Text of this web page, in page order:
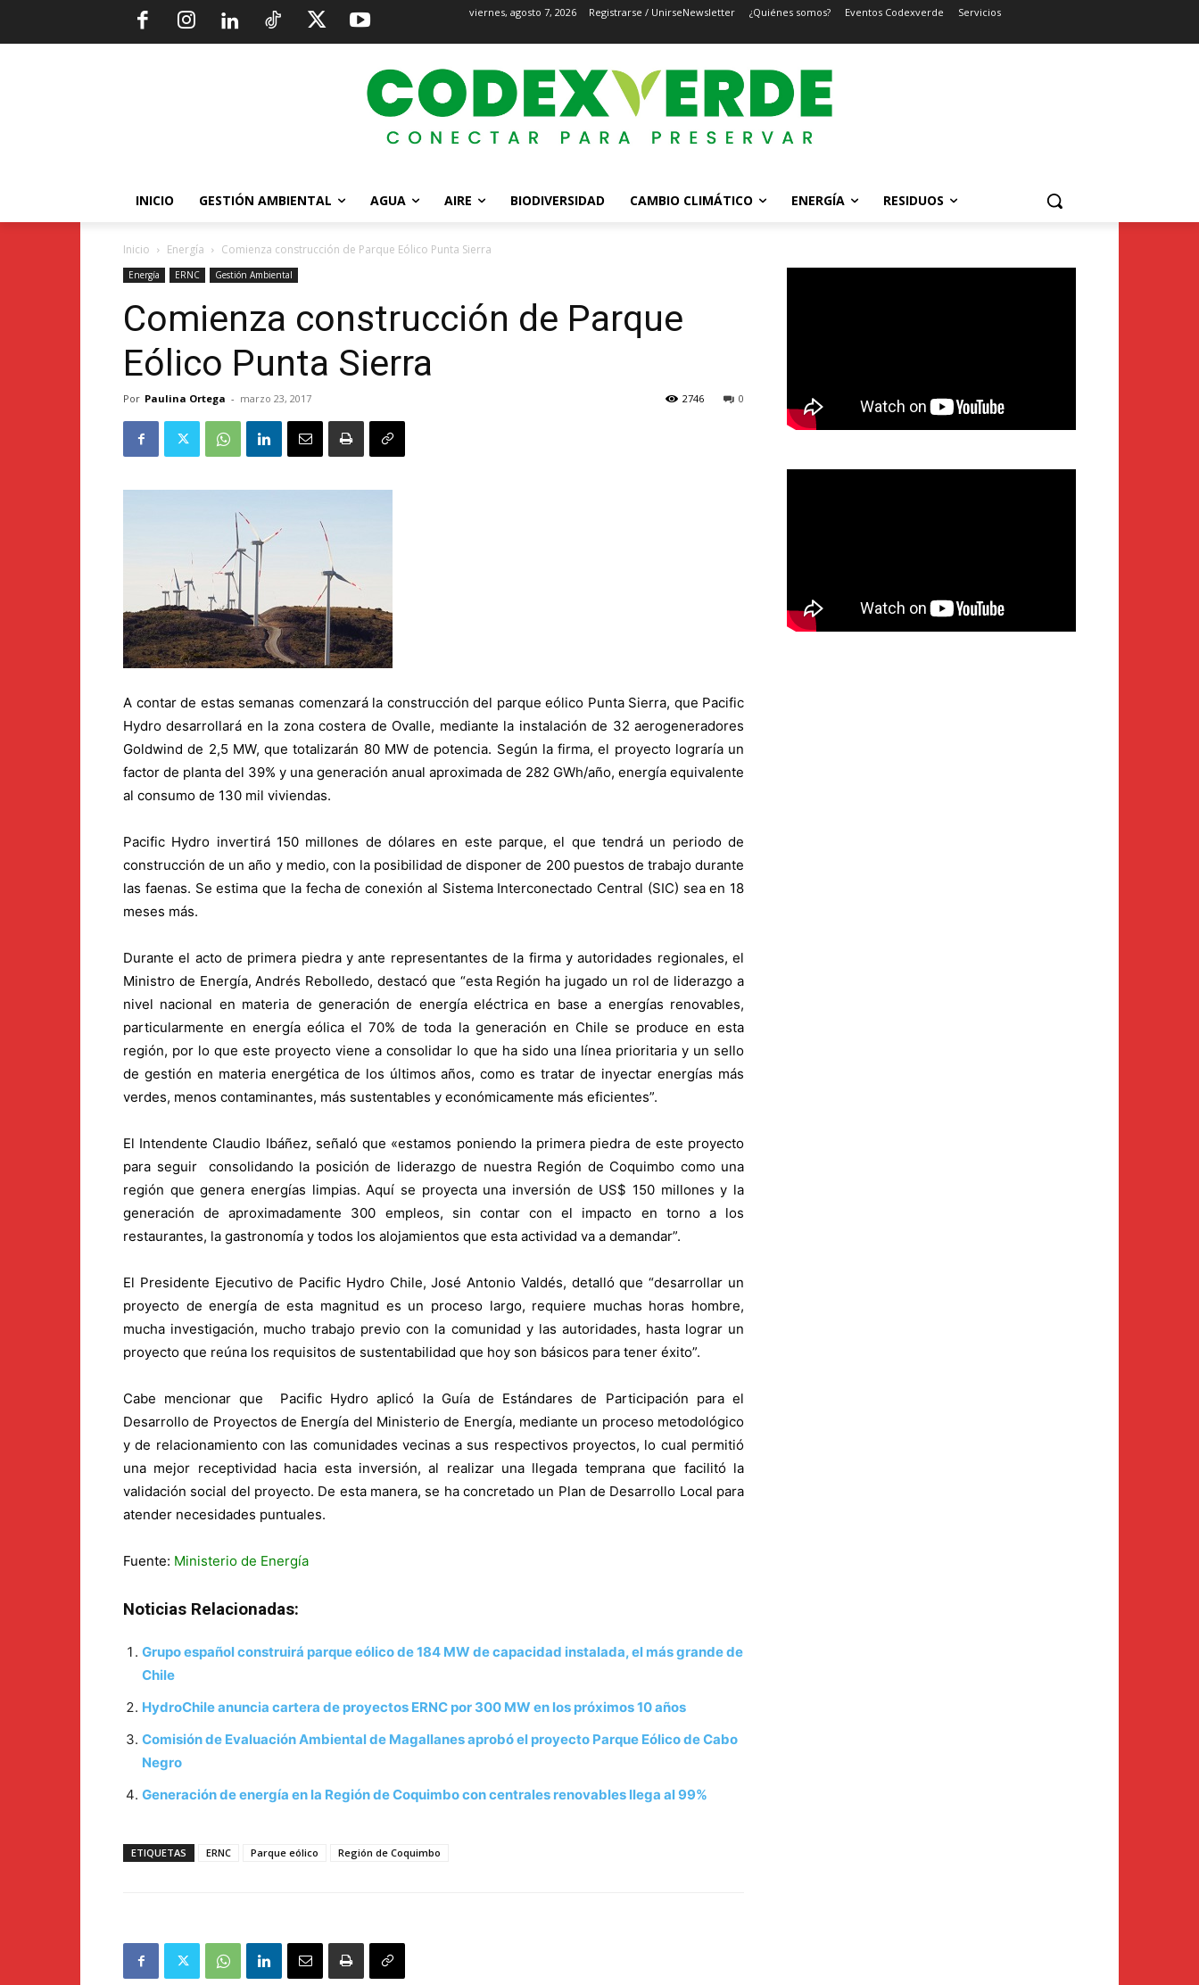
viernes, agosto 7, 2026 Registrarse / UnirseNewsletter ¿Quiénes somos? Eventos Codexverde Servicios
INICIO GESTIÓN AMBIENTAL AGUA AIRE BIODIVERSIDAD CAMBIO CLIMÁTICO ENERGÍA RESIDUOS
Inicio Energía Comienza construcción de Parque Eólico Punta Sierra
Energía ERNC Gestión Ambiental
Comienza construcción de Parque
Eólico Punta Sierra
Por Paulina Ortega - marzo 23, 2017 0
2746
A contar de estas semanas comenzará la construcción del parque eólico Punta Sierra, que Pacific
Hydro desarrollará en la zona costera de Ovalle, mediante la instalación de 32 aerogeneradores
Goldwind de 2,5 MW, que totalizarán 80 MW de potencia. Según la firma, el proyecto lograría un
factor de planta del 39% y una generación anual aproximada de 282 GWh/año, energía equivalente
al consumo de 130 mil viviendas.
Pacific Hydro invertirá 150 millones de dólares en este parque, el que tendrá un periodo de
construcción de un año y medio, con la posibilidad de disponer de 200 puestos de trabajo durante
las faenas. Se estima que la fecha de conexión al Sistema Interconectado Central (SIC) sea en 18
meses más.
Durante el acto de primera piedra y ante representantes de la firma y autoridades regionales, el
Ministro de Energía, Andrés Rebolledo, destacó que “esta Región ha jugado un rol de liderazgo a
nivel nacional en materia de generación de energía eléctrica en base a energías renovables,
particularmente en energía eólica el 70% de toda la generación en Chile se produce en esta
región, por lo que este proyecto viene a consolidar lo que ha sido una línea prioritaria y un sello
de gestión en materia energética de los últimos años, como es tratar de inyectar energías más
verdes, menos contaminantes, más sustentables y económicamente más eficientes”.
El Intendente Claudio Ibáñez, señaló que «estamos poniendo la primera piedra de este proyecto
para seguir consolidando la posición de liderazgo de nuestra Región de Coquimbo como una
región que genera energías limpias. Aquí se proyecta una inversión de US$ 150 millones y la
generación de aproximadamente 300 empleos, sin contar con el impacto en torno a los
restaurantes, la gastronomía y todos los alojamientos que esta actividad va a demandar”.
El Presidente Ejecutivo de Pacific Hydro Chile, José Antonio Valdés, detalló que “desarrollar un
proyecto de energía de esta magnitud es un proceso largo, requiere muchas horas hombre,
mucha investigación, mucho trabajo previo con la comunidad y las autoridades, hasta lograr un
proyecto que reúna los requisitos de sustentabilidad que hoy son básicos para tener éxito”.
Cabe mencionar que Pacific Hydro aplicó la Guía de Estándares de Participación para el
Desarrollo de Proyectos de Energía del Ministerio de Energía, mediante un proceso metodológico
y de relacionamiento con las comunidades vecinas a sus respectivos proyectos, lo cual permitió
una mejor receptividad hacia esta inversión, al realizar una llegada temprana que facilitó la
validación social del proyecto. De esta manera, se ha concretado un Plan de Desarrollo Local para
atender necesidades puntuales.
Fuente: Ministerio de Energía
Noticias Relacionadas:
Grupo español construirá parque eólico de 184 MW de capacidad instalada, el más grande de
Chile
HydroChile anuncia cartera de proyectos ERNC por 300 MW en los próximos 10 años
Comisión de Evaluación Ambiental de Magallanes aprobó el proyecto Parque Eólico de Cabo
Negro
Generación de energía en la Región de Coquimbo con centrales renovables llega al 99%
ETIQUETAS ERNC Parque eólico Región de Coquimbo